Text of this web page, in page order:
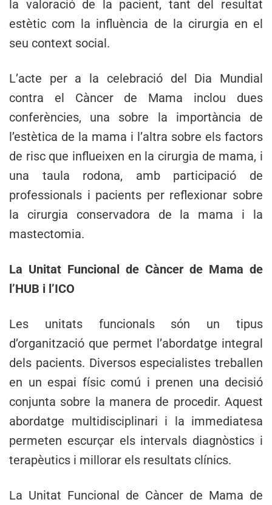
la valoració de la pacient, tant del resultat
estètic com la influència de la cirurgia en el
seu context social.
L’acte per a la celebració del Dia Mundial
contra el Càncer de Mama inclou dues
conferències, una sobre la importància de
l’estètica de la mama i l’altra sobre els factors
de risc que influeixen en la cirurgia de mama, i
una taula rodona, amb participació de
professionals i pacients per reflexionar sobre
la cirurgia conservadora de la mama i la
mastectomia.
La Unitat Funcional de Càncer de Mama de
l’HUB i l’ICO
Les unitats funcionals són un tipus
d’organització que permet l’abordatge integral
dels pacients. Diversos especialistes treballen
en un espai físic comú i prenen una decisió
conjunta sobre la manera de procedir. Aquest
abordatge multidisciplinari i la immediatesa
permeten escurçar els intervals diagnòstics i
terapèutics i millorar els resultats clínics.
La Unitat Funcional de Càncer de Mama de